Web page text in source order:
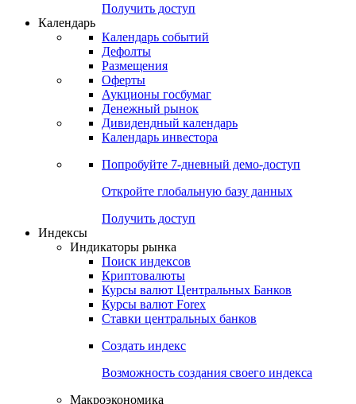
Получить доступ
Календарь
Календарь событий
Дефолты
Размещения
Оферты
Аукционы госбумаг
Денежный рынок
Дивидендный календарь
Календарь инвестора
Попробуйте 7-дневный демо-доступ
Откройте глобальную базу данных
Получить доступ
Индексы
Индикаторы рынка
Поиск индексов
Криптовалюты
Курсы валют Центральных Банков
Курсы валют Forex
Ставки центральных банков
Создать индекс
Возможность создания своего индекса
Макроэкономика